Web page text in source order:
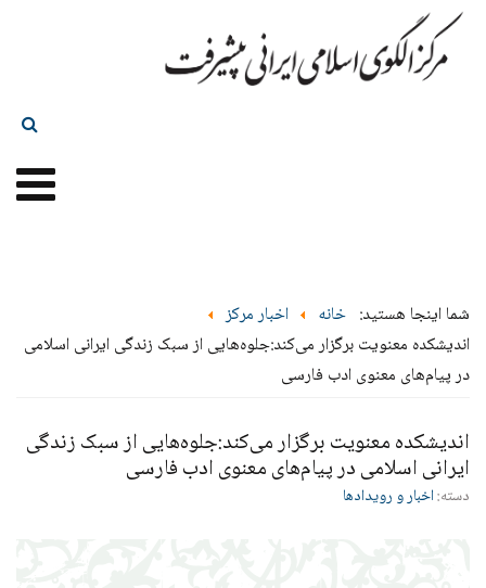
شما اینجا هستید: خانه
اخبار مرکز
اندیشکده معنویت برگزار می‌کند:جلوه‌هایی از سبک زندگی ایرانی اسلامی
در پیام‌های معنوی ادب فارسی
اندیشکده معنویت برگزار می‌کند:جلوه‌هایی از سبک زندگی
ایرانی اسلامی در پیام‌های معنوی ادب فارسی
دسته:اخبار و رویدادها